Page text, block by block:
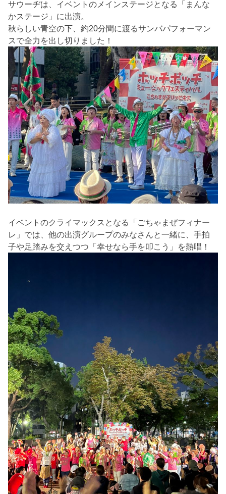
サウーヂは、イベントのメインステージとなる「まんな
かステージ」に出演。
秋らしい青空の下、約20分間に渡るサンバパフォーマン
スで全力を出し切りました！
イベントのクライマックスとなる「ごちゃまぜフィナー
レ」では、他の出演グループのみなさんと一緒に、手拍
子や足踏みを交えつつ「幸せなら手を叩こう」を熱唱！